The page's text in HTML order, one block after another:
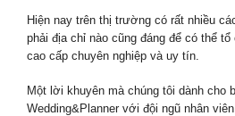
Hiện nay trên thị trường có rất nhiều
phải địa chỉ nào cũng đáng để có thể
cao cấp chuyên nghiệp và uy tín.
Một lời khuyên mà chúng tôi dành cho
Wedding&Planner với đội ngũ nhân